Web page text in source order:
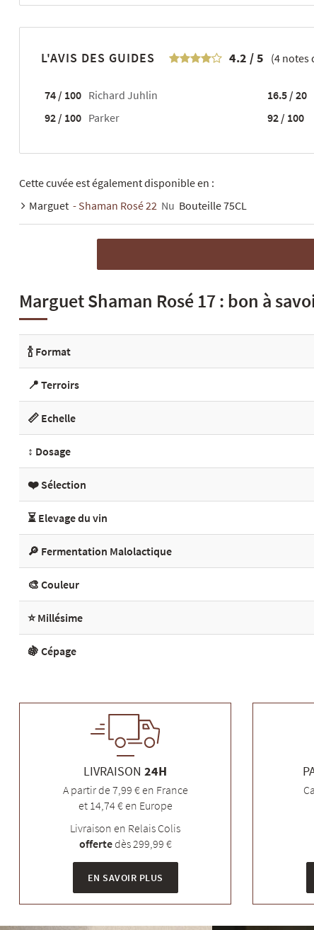
L'AVIS DES GUIDES 4.2 /5 (4 notes
74 / 100 Richard Juhlin
92 / 100 Parker
16.5 / 20
92 / 100
Cette cuvée est également disponible en :
Marguet - Shaman Rosé 22 Nu Bouteille 75CL
Marguet Shaman Rosé 17 : bon à
🍾 Format
📍 Terroirs
📏 Echelle
↕️ Dosage
❤️ Sélection
⏳ Elevage du vin
🔎 Fermentation Malolactique
🎨 Couleur
⭐ Millésime
🍇 Cépage
LIVRAISON 24H
A partir de 7,99 € en France
et 14,74 € en Europe
Livraison en Relais Colis
offertedès 299,99 €
EN SAVOIR PLUS